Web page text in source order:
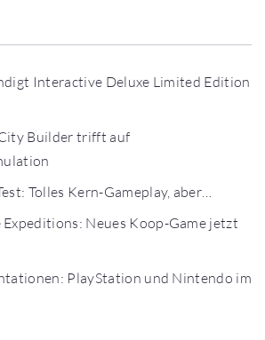
Interactive Deluxe Limited Edition
Builder trifft auf
Tolles Kern-Gameplay, aber…
Neues Koop-Game jetzt
PlayStation und Nintendo im